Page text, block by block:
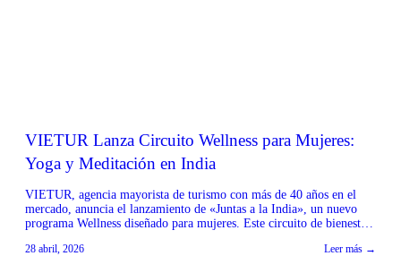
VIETUR Lanza Circuito Wellness para Mujeres:
Yoga y Meditación en India
VIETUR, agencia mayorista de turismo con más de 40 años en el
mercado, anuncia el lanzamiento de «Juntas a la India», un nuevo
programa Wellness diseñado para mujeres. Este circuito de bienestar
los entornos más sagrados de la India. El itinerario comienza en
28 abril, 2026 Leer más →